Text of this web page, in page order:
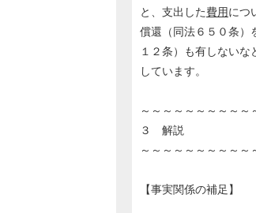
と、支出した費用につ
償還（同法６５０条）
１２条）も有しないな
しています。
～～～～～～～～～
３ 解説
～～～～～～～～～
【事実関係の補足】